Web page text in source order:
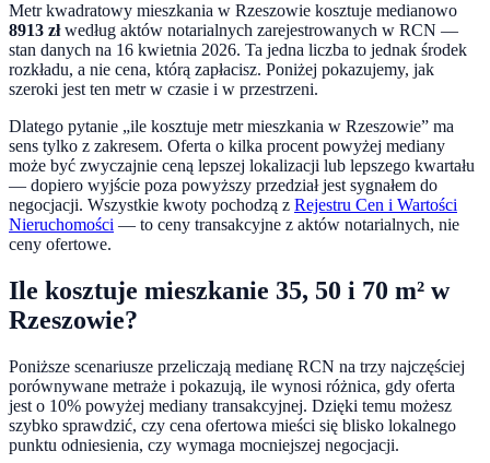
Metr kwadratowy mieszkania w Rzeszowie kosztuje medianowo
8913 złwedług aktów notarialnych zarejestrowanych w RCN —
stan danych na 16 kwietnia 2026. Ta jedna liczba to jednak środek
rozkładu, a nie cena, którą zapłacisz. Poniżej pokazujemy, jak
szeroki jest ten metr w czasie i w przestrzeni.
Dlatego pytanie „ile kosztuje metr mieszkania w Rzeszowie” ma
sens tylko z zakresem. Oferta o kilka procent powyżej mediany
może być zwyczajnie ceną lepszej lokalizacji lub lepszego kwartału
— dopiero wyjście poza powyższy przedział jest sygnałem do
negocjacji. Wszystkie kwoty pochodzą z Rejestru Cen i Wartości
Nieruchomości — to ceny transakcyjne z aktów notarialnych, nie
ceny ofertowe.
Ile kosztuje mieszkanie 35, 50 i 70 m² w
Rzeszowie?
Poniższe scenariusze przeliczają medianę RCN na trzy najczęściej
porównywane metraże i pokazują, ile wynosi różnica, gdy oferta
jest o 10% powyżej mediany transakcyjnej. Dzięki temu możesz
szybko sprawdzić, czy cena ofertowa mieści się blisko lokalnego
punktu odniesienia, czy wymaga mocniejszej negocjacji.